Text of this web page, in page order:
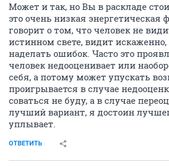
Может и так, но Вы в раскладе
это очень низкая энергетическая
говорит о том, что человек не
истинном свете, видит
наделать ошибок. Часто это
человек недооценивает или
себя, а потому может упускать
проигрывается в случае
соваться не буду, а в случае
лучший вариант, я достоин
уплывает.
ОТВЕТИТЬ